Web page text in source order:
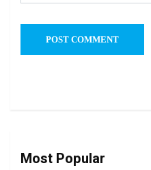
Most Popular